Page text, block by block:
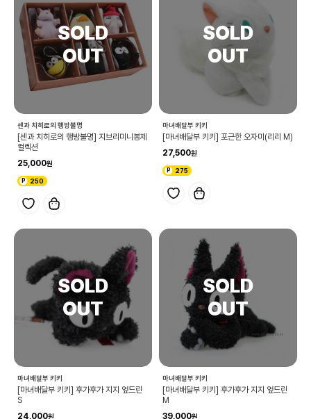
센과 치히로의 행방불명
[센과 치히로의 행방불명] 지브리미니봉제
컬렉션
25,000
250
마녀배달부 키키
[마녀배달부 키키] 포근한 오자미(리리 M)
27,500
275
마녀배달부 키키
[마녀배달부 키키] 후가후가 지지 엎드린
S
24,000
마녀배달부 키키
[마녀배달부 키키] 후가후가 지지 엎드린
M
39,000